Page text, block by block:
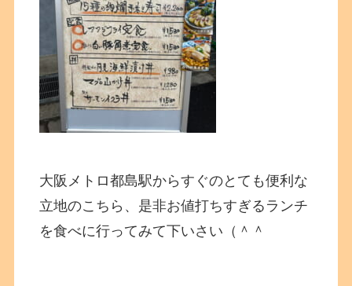
大阪メトロ都島駅からすぐのとても便利な
立地のこちら、是非お値打ちすぎるランチ
を食べに行ってみて下いさい（＾＾